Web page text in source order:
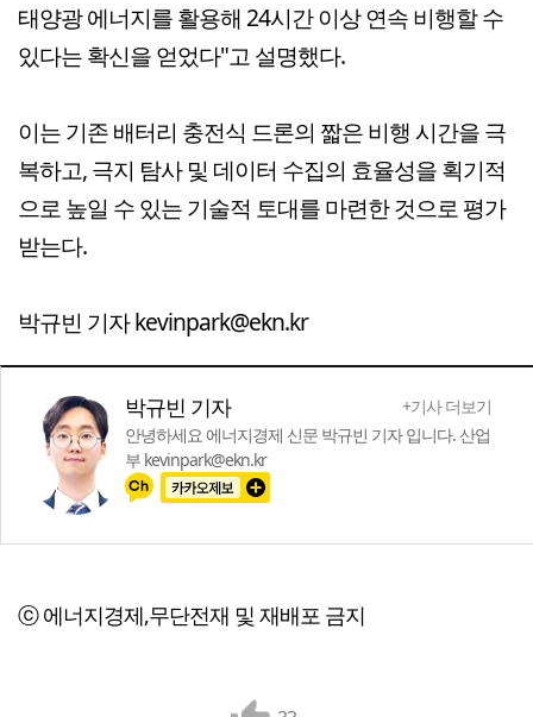
태양광 에너지를 활용해 24시간 이상 연속 비행할 수
있다는 확신을 얻었다"고 설명했다.
이는 기존 배터리 충전식 드론의 짧은 비행 시간을 극
복하고, 극지 탐사 및 데이터 수집의 효율성을 획기적
으로 높일 수 있는 기술적 토대를 마련한 것으로 평가
받는다.
박규빈 기자 kevinpark@ekn.kr
박규빈 기자
+기사 더보기
안녕하세요 에너지경제 신문 박규빈 기자 입니다. 산업
부 kevinpark@ekn.kr
ⓒ 에너지경제,무단전재 및 재배포 금지